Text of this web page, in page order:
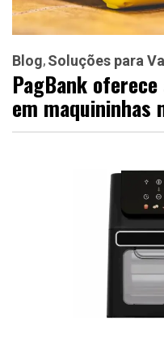
Blog Soluções para
PagBank
em maquininhas